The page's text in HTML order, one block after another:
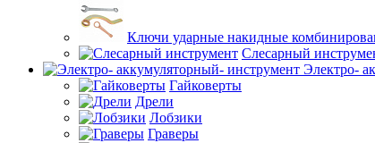
Ключи ударные накидные
Слесарный
Электро-
Гайковерты
Дрели
Лобзики
Граверы